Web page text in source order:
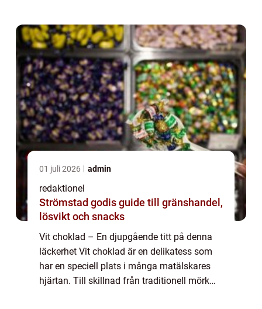
01 juli 2026 admin
redaktionel
Strömstad godis guide till gränshandel,
lösvikt och snacks
Vit choklad – En djupgående titt på denna
läckerhet Vit choklad är en delikatess som
har en speciell plats i många matälskares
hjärtan. Till skillnad från traditionell mörk